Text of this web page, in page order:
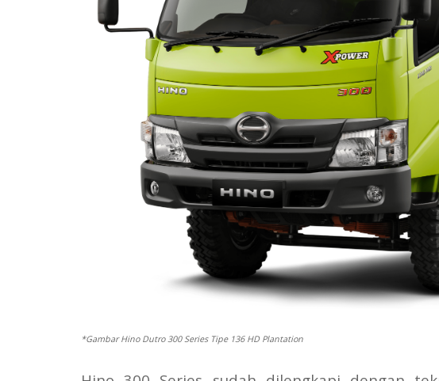
*Gambar Hino Dutro 300 Series Tipe 136 HD Plantation